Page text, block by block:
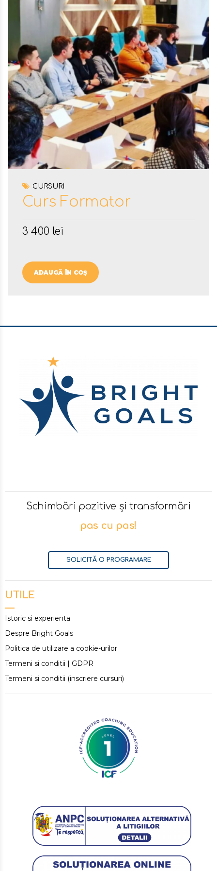
CURSURI
Curs Formator
3 400 lei
ADAUGĂ ÎN COȘ
Schimbări pozitive și transformări
pas cu pas!
SOLICITĂ O PROGRAMARE
UTILE
Istoric si experienta
Despre Bright Goals
Politica de utilizare a cookie-urilor
Termeni si conditii | GDPR
Termeni si conditii (inscriere cursuri)